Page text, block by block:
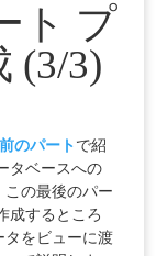
ト プ
(3/3)
のパート で紹
タベースへの
の最後のパー
成するところ
タをビューに渡